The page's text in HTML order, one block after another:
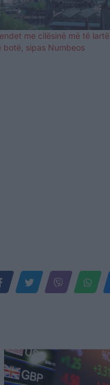
me cilësinë më të lartë
botë, sipas Numbeos